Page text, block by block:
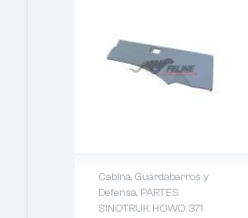
Cabina, Guardabarros y
Defensa, PARTES
SINOTRUK HOWO 371